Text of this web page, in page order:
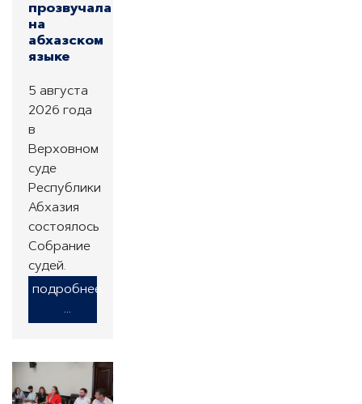
прозвучала
на
абхазском
языке
5 августа
2026 года
в
Верховном
суде
Республики
Абхазия
состоялось
Собрание
судей.
подробнее
...